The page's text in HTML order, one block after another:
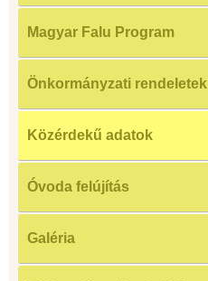
Magyar Falu Program
Önkormányzati rendeletek
Közérdekű adatok
Óvoda felújítás
Galéria